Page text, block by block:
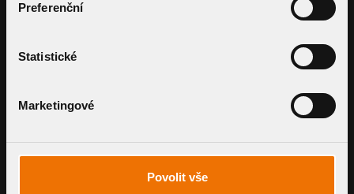
Preferenční
Statistické
Marketingové
Povolit vše
CUSTOM MADE SLEEVE